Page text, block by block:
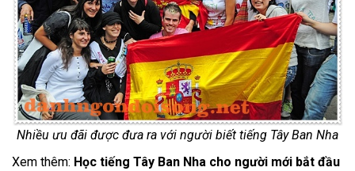
Nhiều ưu đãi được đưa ra với người biết tiếng Tây Ban Nha
Xem thêm: Học tiếng Tây Ban Nha cho người mới bắt đầu